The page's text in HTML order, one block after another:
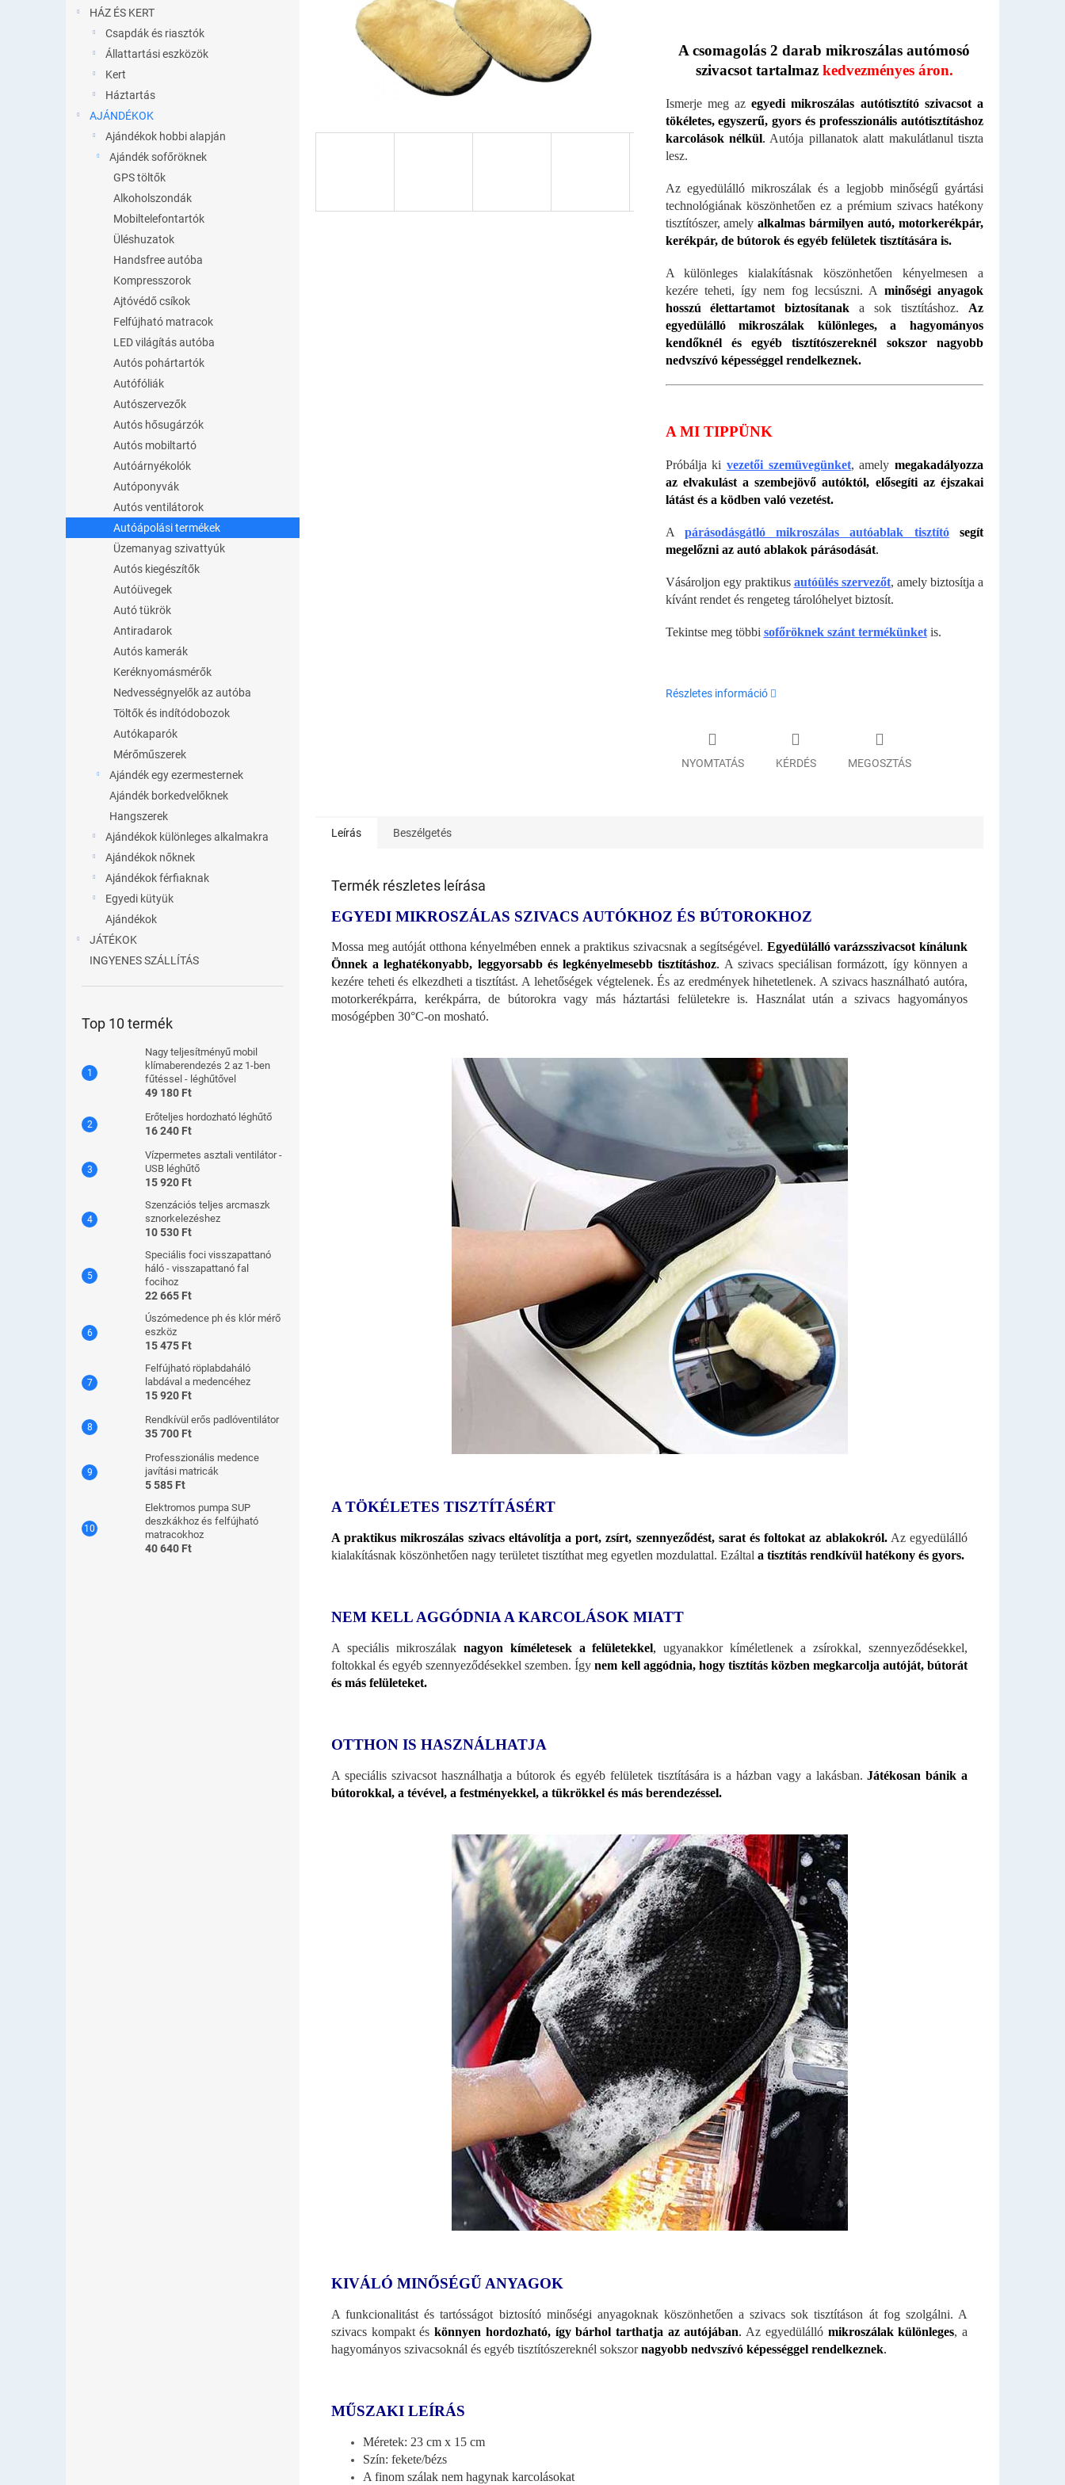
HÁZ ÉS KERT
Csapdák és riasztók
Állattartási eszközök
Kert
Háztartás
AJÁNDÉKOK
Ajándékok hobbi alapján
Ajándék sofőröknek
GPS töltők
Alkoholszondák
Mobiltelefontartók
Üléshuzatok
Handsfree autóba
Kompresszorok
Ajtóvédő csíkok
Felfújható matracok
LED világítás autóba
Autós pohártartók
Autófóliák
Autószervezők
Autós hősugárzók
Autós mobiltartó
Autóárnyékolók
Autóponyvák
Autós ventilátorok
Autóápolási termékek
Üzemanyag szivattyúk
Autós kiegészítők
Autóüvegek
Autó tükrök
Antiradarok
Autós kamerák
Keréknyomásmérők
Nedvességnyelők az autóba
Töltők és indítódobozok
Autókaparók
Mérőműszerek
Ajándék egy ezermesternek
Ajándék borkedvelőknek
Hangszerek
Ajándékok különleges alkalmakra
Ajándékok nőknek
Ajándékok férfiaknak
Egyedi kütyük
Ajándékok
JÁTÉKOK
INGYENES SZÁLLÍTÁS
Top 10 termék
Nagy teljesítményű mobil
klímaberendezés 2 az 1-ben
fűtéssel - léghűtővel
49 180 Ft
Erőteljes hordozható léghűtő
16 240 Ft
Vízpermetes asztali ventilátor -
USB léghűtő
15 920 Ft
Szenzációs teljes arcmaszk
sznorkelezéshez
10 530 Ft
Speciális foci visszapattanó
háló - visszapattanó fal
focihoz
22 665 Ft
Úszómedence ph és klór mérő
eszköz
15 475 Ft
Felfújható röplabdaháló
labdával a medencéhez
15 920 Ft
Rendkívül erős padlóventilátor
35 700 Ft
Professzionális medence
javítási matricák
5 585 Ft
Elektromos pumpa SUP
deszkákhoz és felfújható
matracokhoz
40 640 Ft
A csomagolás 2 darab mikroszálas autómosó
szivacsot tartalmaz kedvezményes áron.
Ismerje meg azegyedi mikroszálas autótisztító szivacsot a
tökéletes, egyszerű, gyors és professzionális autótisztításhoz
karcolások nélkül. Autója pillanatok alatt makulátlanul tiszta
lesz.
Az egyedülálló mikroszálak és a legjobb minőségű gyártási
technológiának köszönhetően ez a prémium szivacs hatékony
tisztítószer, amelyalkalmas bármilyen autó, motorkerékpár,
kerékpár, de bútorok és egyéb felületek tisztítására is.
A különleges kialakításnak köszönhetően kényelmesen a
kezére teheti, így nem fog lecsúszni. A minőségi anyagok
hosszú élettartamot biztosítanak a sok tisztításhoz.Az
egyedülálló mikroszálak különleges, a hagyományos
kendőknél és egyéb tisztítószereknél sokszor nagyobb
nedvszívó képességgel rendelkeznek.
A MI TIPPÜNK
Próbálja ki vezetői szemüvegünket, amelymegakadályozza
az elvakulást a szembejövő autóktól, elősegíti az éjszakai
látást és a ködben való vezetést.
A párásodásgátló mikroszálas autóablak tisztító
segít
megelőzni az autó ablakok párásodását.
Vásároljon egy praktikus autóülés szervezőt, amely biztosítja a
kívánt rendet és rengeteg tárolóhelyet biztosít.
Tekintse meg többi sofőröknek szánt termékünketis.
Részletes információ
NYOMTATÁS KÉRDÉS MEGOSZTÁS
Leírás Beszélgetés
Termék részletes leírása
EGYEDI MIKROSZÁLAS SZIVACS AUTÓKHOZ ÉS BÚTOROKHOZ
Mossa meg autóját otthona kényelmében ennek a praktikus szivacsnak a segítségével. Egyedülálló varázsszivacsot kínálunk
Önnek a leghatékonyabb, leggyorsabb és legkényelmesebb tisztításhoz. A szivacs speciálisan formázott, így könnyen a
kezére teheti és elkezdheti a tisztítást. A lehetőségek végtelenek. És az eredmények hihetetlenek. A szivacs használható autóra,
motorkerékpárra, kerékpárra, de bútorokra vagy más háztartási felületekre is. Használat után a szivacs hagyományos
mosógépben 30°C-on mosható.
A TÖKÉLETES TISZTÍTÁSÉRT
A praktikus mikroszálas szivacs eltávolítja a port, zsírt, szennyeződést, sarat és foltokat az ablakokról. Az egyedülálló
kialakításnak köszönhetően nagy területet tisztíthat meg egyetlen mozdulattal. Ezáltal a tisztítás rendkívül hatékony és gyors.
NEM KELL AGGÓDNIA A KARCOLÁSOK MIATT
A speciális mikroszálak nagyon kíméletesek a felületekkel, ugyanakkor kíméletlenek a zsírokkal, szennyeződésekkel,
foltokkal és egyéb szennyeződésekkel szemben. Ígynem kell aggódnia, hogy tisztítás közben megkarcolja autóját, bútorát
és más felületeket.
OTTHON IS HASZNÁLHATJA
A speciális szivacsot használhatja a bútorok és egyéb felületek tisztítására is a házban vagy a lakásban. Játékosan bánik a
bútorokkal, a tévével, a festményekkel, a tükrökkel és más berendezéssel.
KIVÁLÓ MINŐSÉGŰ ANYAGOK
A funkcionalitást és tartósságot biztosító minőségi anyagoknak köszönhetően a szivacs sok tisztításon át fog szolgálni. A
szivacs kompakt éskönnyen hordozható, így bárhol tarthatja az autójában. Az egyedülálló mikroszálak különleges, a
hagyományos szivacsoknál és egyéb tisztítószereknél sokszornagyobb nedvszívó képességgel rendelkeznek.
MŰSZAKI LEÍRÁS
Méretek: 23 cm x 15 cm
Szín: fekete/bézs
A finom szálak nem hagynak karcolásokat